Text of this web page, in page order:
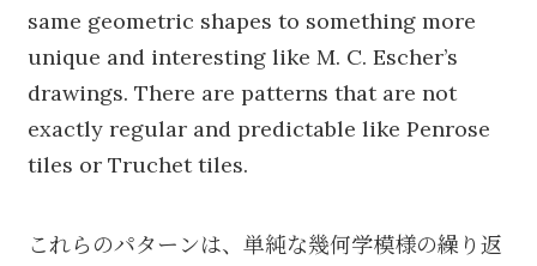
same geometric shapes to something more
unique and interesting like M. C. Escher’s
drawings. There are patterns that are not
exactly regular and predictable like Penrose
tiles or Truchet tiles.
これらのパターンは、単純な幾何学模様の繰り返